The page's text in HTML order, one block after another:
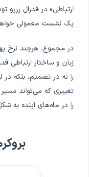
ارتباطی» در فدرال رزرو
یک نشست معمولی
در مجموع، هرچند نرخ
زبان و ساختار ارتباطی
را نه در تصمیم، بلکه
تغییری که می‌تواند مسیر
را در ماه‌های آینده به